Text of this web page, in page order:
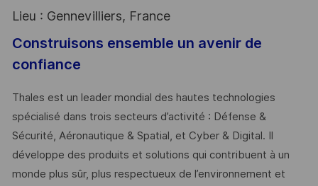
Lieu : Gennevilliers, France
Construisons ensemble un avenir de
confiance
Thales est un leader mondial des hautes technologies
spécialisé dans trois secteurs d’activité : Défense &
Sécurité, Aéronautique & Spatial, et Cyber & Digital. Il
développe des produits et solutions qui contribuent à un
monde plus sûr, plus respectueux de l’environnement et